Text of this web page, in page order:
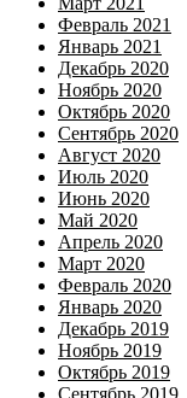
Февраль 2021
Январь 2021
Декабрь 2020
Ноябрь 2020
Октябрь 2020
Сентябрь 2020
Август 2020
Июль 2020
Июнь 2020
Май 2020
Апрель 2020
Март 2020
Февраль 2020
Январь 2020
Декабрь 2019
Ноябрь 2019
Октябрь 2019
Сентябрь 2019